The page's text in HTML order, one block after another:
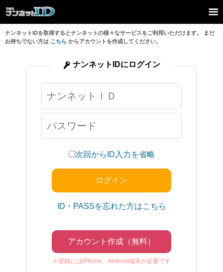
ナンネットIDを取得するとナンネットの様々なサービスをご利用いただけます。 まだ
お持ちでない方は こちら からアカウントを作成してください。
次回からID入力を省略
ID・PASSを忘れた方はこちら
アカウント作成（無料）
※登録にはiPhone、Android端末が必要です
ナンネットIDにログイン